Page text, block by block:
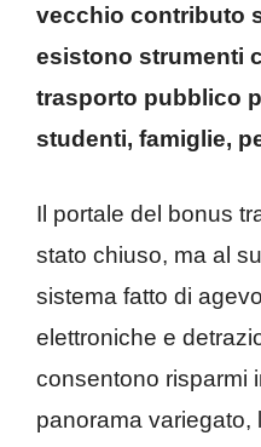
vecchio contributo
esistono strumenti
trasporto pubblico
studenti, famiglie,
Il portale del bonus
stato chiuso, ma al
sistema fatto di
elettroniche e
consentono risparmi
panorama variegato,